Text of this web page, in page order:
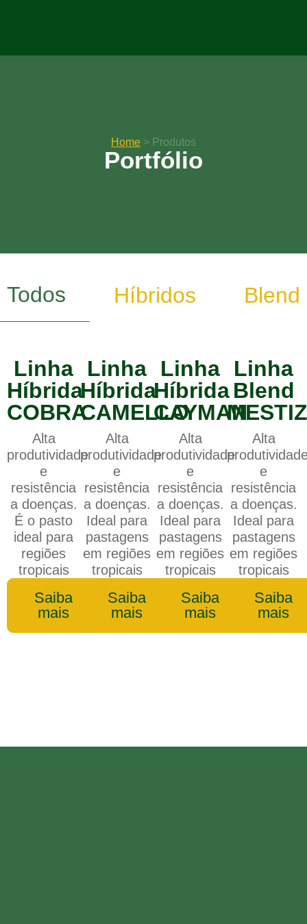
Home > Produtos
Portfólio
Todos Híbridos Blend
Linha
Híbrida
COBRA
Alta
produtividade
e
resistência
a doenças.
É o pasto
ideal para
regiões
tropicais
Saiba
mais
Linha
Híbrida
CAMELLO
Alta
produtividade
e
resistência
a doenças.
Ideal para
pastagens
em regiões
tropicais
Saiba
mais
Linha
Híbrida
CAYMAN
Alta
produtividade
e
resistência
a doenças.
Ideal para
pastagens
em regiões
tropicais
Saiba
mais
Linha
Blend
Alta
e
resistência
a doenças.
Ideal para
pastagens
em regiões
tropicais
Saiba
mais